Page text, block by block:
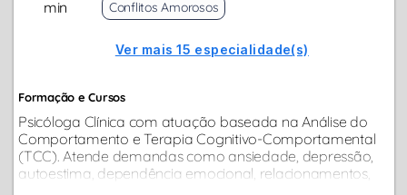
min
Conflitos Amorosos
Ver mais 15 especialidade(s)
Formação e Cursos
Psicóloga Clínica com atuação baseada na Análise do
Comportamento e Terapia Cognitivo-Comportamental
(TCC). Atende demandas como ansiedade, depressão,
autoestima, dependência emocional, relacionamentos,